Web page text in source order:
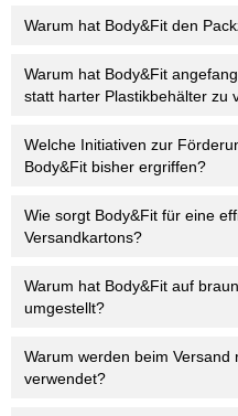
Warum hat Body&Fit den
Warum hat Body&Fit
statt harter Plastikbehälter zu
Welche Initiativen zur
Body&Fit bisher ergriffen?
Wie sorgt Body&Fit für eine
Versandkartons?
Warum hat Body&Fit auf
umgestellt?
Warum werden beim Versand
verwendet?